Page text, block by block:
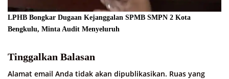
LPHB Bongkar Dugaan Kejanggalan SPMB SMPN 2 Kota
Bengkulu, Minta Audit Menyeluruh
Tinggalkan Balasan
Alamat email Anda tidak akan dipublikasikan. Ruas yang